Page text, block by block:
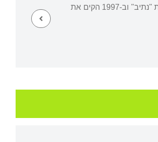
גבעת חיים מאוחד. בעל תואר ראשון ושני מאוניברסיטאות תל אביב וברן (שווייץ). ב-1987 ייסד וערך את כתב העת "נתיב" וב-1997 הקים את